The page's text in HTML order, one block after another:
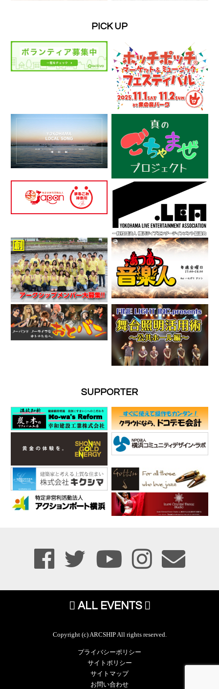
PICK UP
SUPPORTER
ALL EVENTS
Copyright (c) ARCSHIP All rights reserved.
プライバシーポリシー
サイトポリシー
サイトマップ
お問い合わせ